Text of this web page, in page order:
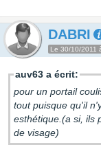
DABRI
Le 30/10/2011
auv63 a écrit:
pour un portail
tout puisque qu'il
esthétique.(a si, ils
de visage)